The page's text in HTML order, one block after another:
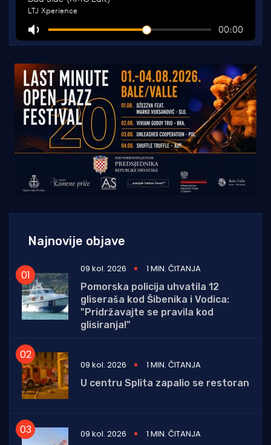
Najnovije objave
09 kol. 2026
1 MIN. ČITANJA
Pomorska policija uhvatila 12
gliseraša kod Šibenika i Vodica:
"Pridržavajte se pravila kod
glisiranja!"
09 kol. 2026
1 MIN. ČITANJA
U centru Splita zapalio se restoran
09 kol. 2026
1 MIN. ČITANJA